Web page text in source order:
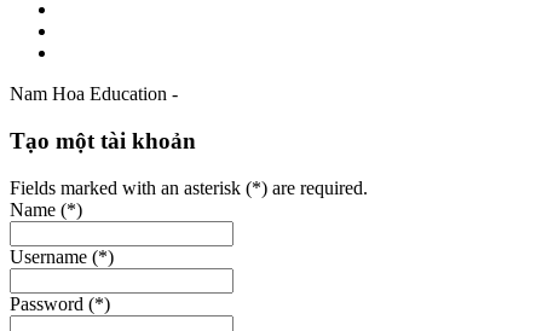
Nam Hoa Education -
Tạo một tài khoản
Fields marked with an asterisk (*) are required.
Name (*)
Username (*)
Password (*)